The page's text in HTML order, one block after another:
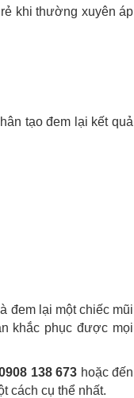
khi thường xuyên áp
tạo đem lại kết quả
đem lại một chiếc mũi
khắc phục được mọi
138 673 hoặc đến
cách cụ thể nhất.